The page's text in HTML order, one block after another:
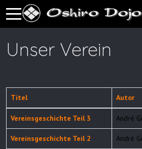
Mobile Menu Toggle
Unser Verein
Titel Autor
Vereinsgeschichte Teil 3 André
Vereinsgeschichte Teil 2 André